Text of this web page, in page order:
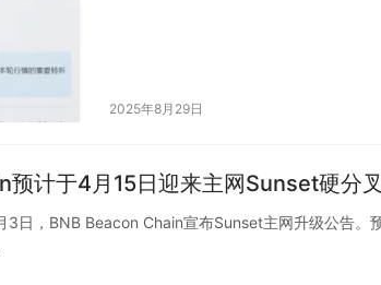
2025年8月29日
计于4月15日迎来主网Sunset硬分叉
日，BNB Beacon Chain宣布Sunset主网升级公告。